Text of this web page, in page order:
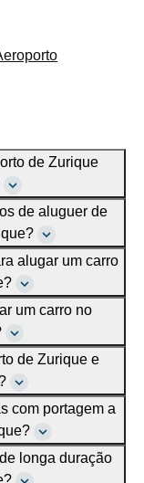
de Zurique
de aluguer de
alugar um carro
um carro no
de Zurique e
com portagem a
longa duração